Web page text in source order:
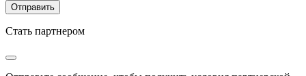
Стать партнером